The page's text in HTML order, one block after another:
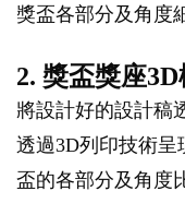
獎盃各部分及角度
2. 獎盃獎座
將設計好的設計稿
透過3D列印技術呈
盃的各部分及角度